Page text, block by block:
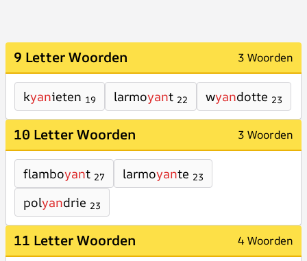
9 Letter Woorden 3 Woorden
kyanieten 19 larmoyant 22 wyandotte 23
10 Letter Woorden 3 Woorden
flamboyant 27 larmoyante 23
polyandrie 23
11 Letter Woorden 4 Woorden